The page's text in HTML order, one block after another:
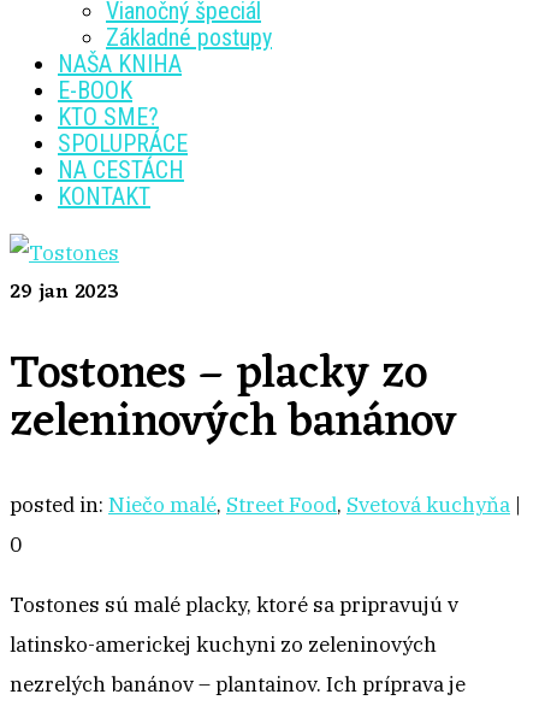
Vianočný špeciál
Základné postupy
NAŠA KNIHA
E-BOOK
KTO SME?
SPOLUPRÁCE
NA CESTÁCH
KONTAKT
29 jan 2023
Tostones – placky zo
zeleninových banánov
posted in: Niečo malé, Street Food, Svetová kuchyňa |
0
Tostones sú malé placky, ktoré sa pripravujú v
latinsko-americkej kuchyni zo zeleninových
nezrelých banánov – plantainov. Ich príprava je